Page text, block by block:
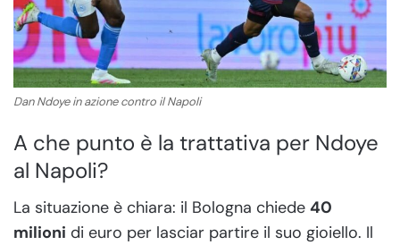
Dan Ndoye in azione contro il Napoli
A che punto è la trattativa per Ndoye
al Napoli?
La situazione è chiara: il Bologna chiede 40
milioni di euro per lasciar partire il suo gioiello. Il